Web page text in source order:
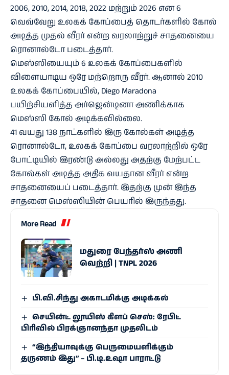
2006, 2010, 2014, 2018, 2022 மற்றும் 2026 என 6
வெவ்வேறு உலகக் கோப்பைத் தொடர்களில் கோல்
அடித்த முதல் வீரர் என்ற வரலாற்றுச் சாதனையை
ரொனால்டோ படைத்தார்.
மெஸ்ஸியையும் 6 உலகக் கோப்பைகளில்
விளையாடிய ஒரே மற்றொரு வீரர். ஆனால் 2010
உலகக் கோப்பையில், Diego Maradona
பயிற்சியளித்த அர்ஜென்டினா அணிக்காக
மெஸ்ஸி கோல் அடிக்கவில்லை.
41 வயது 138 நாட்களில் இரு கோல்கள் அடித்த
ரொனால்டோ, உலகக் கோப்பை வரலாற்றில் ஒரே
போட்டியில் இரண்டு அல்லது அதற்கு மேற்பட்ட
கோல்கள் அடித்த அதிக வயதான வீரர் என்ற
சாதனையைப் படைத்தார். இதற்கு முன் இந்த
சாதனை மெஸ்ஸியின் பெயரில் இருந்தது.
More Read
மதுரை பேந்தர்ஸ் அணி
வெற்றி | TNPL 2026
பி.வி.சிந்து அகாடமிக்கு அடிக்கல்
செயின்ட் லூயிஸ் கிளப் செஸ்: ரேபிட்
பிரிவில் பிரக்ஞானந்தா முதலிடம்
“இந்​தி​யா​வுக்கு பெருமையளிக்கும்
தருணம் இது” – பி.டி.உஷா பாராட்டு